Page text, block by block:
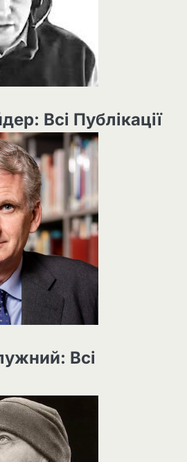
Всі Публікації
Всі